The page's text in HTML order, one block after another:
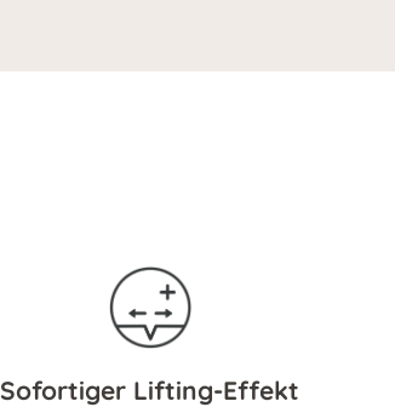
Sofortiger Lifting-Effekt